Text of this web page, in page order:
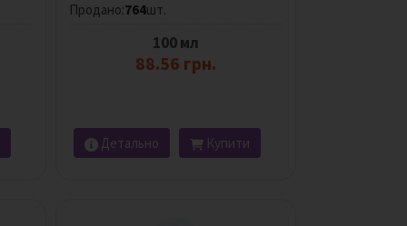
Продано:764шт.
100 мл
88.56 грн.
Детально Купити